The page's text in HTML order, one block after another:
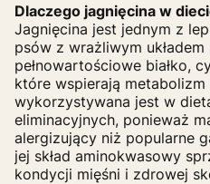
Dlaczego jagnięcina w
Jagnięcina jest jednym z
psów z wrażliwym
pełnowartościowe białko,
które wspierają
wykorzystywana jest w
eliminacyjnych, ponieważ
alergizujący niż popularne
jej skład aminokwasowy
kondycji mięśni i zdrowej